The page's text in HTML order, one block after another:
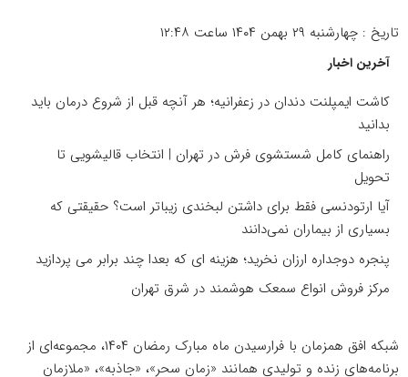
تاریخ : چهارشنبه ۲۹ بهمن ۱۴۰۴ ساعت ۱۲:۴۸
آخرین اخبار
کاشت ایمپلنت دندان در زعفرانیه؛ هر آنچه قبل از شروع درمان باید
بدانید
راهنمای کامل شستشوی فرش در تهران | انتخاب قالیشویی تا
تحویل
آیا ارتودنسی فقط برای داشتن لبخندی زیباتر است؟ حقیقتی که
بسیاری از بیماران نمی‌دانند
پنجره دوجداره ارزان نخرید؛ هزینه ای که بعدا چند برابر می پردازید
مرکز فروش انواع سمعک هوشمند در شرق تهران
شبکه افق همزمان با فرارسیدن ماه مبارک رمضان ۱۴۰۴، مجموعه‌ای از
برنامه‌های زنده و تولیدی همانند «زمان سحر»، «جاذبه»، «ملازمان